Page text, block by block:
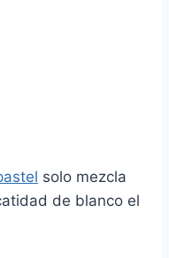
solo mezcla
de blanco el